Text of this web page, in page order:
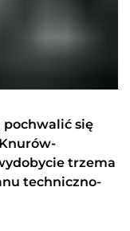
się
trzema
techniczno-